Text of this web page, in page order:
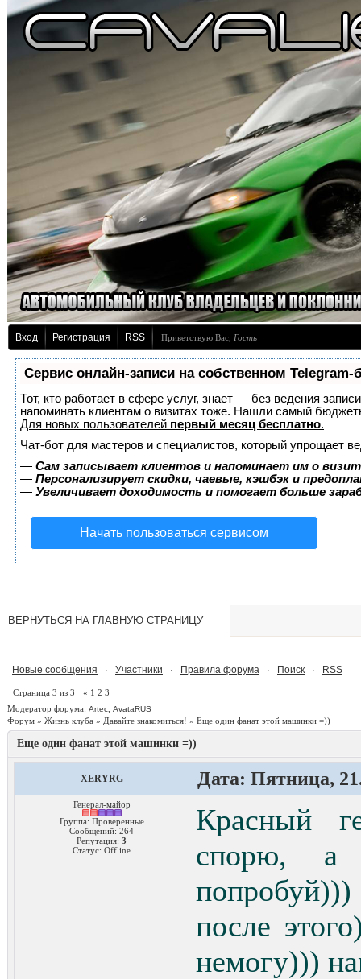
Вход Регистрация RSS Приветствую Вас Гость
Сервис онлайн-записи на собственном Telegram-
Тот, кто работает в сфере услуг, знает — без ведения
напоминать клиентам о визитах тоже. Нашли самый
Для новых пользователей первый месяц бесплатно.
Чат-бот для мастеров и специалистов, который упрощает
— Сам записывает клиентов и напоминает им о
— Персонализирует скидки, чаевые, кэшбэк и
— Увеличивает доходимость и помогает больше
Начать пользоваться сервисом
ВЕРНУТЬСЯ НА ГЛАВНУЮ СТРАНИЦУ
Новые сообщения · Участники · Правила форума · Поиск · RSS
Страница 3 из 3 « 1 2 3
Модератор форума: Artec AvataRUS
Форум » Жизнь клуба » Давайте знакомиться! » Еще один фанат этой машинки =))
Еще один фанат этой машинки =))
XERYRG Дата: Пятница,
Генерал-майор
Группа: Проверенные
Сообщений: 264
Репутация: 3
Статус: Offline
Красный
спорю, а
попробуй)))
после
немогу)))